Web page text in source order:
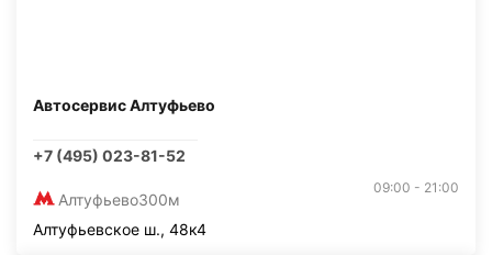
Автосервис Алтуфьево
+7 (495) 023-81-52
Алтуфьево300м
09:00 - 21:00
Алтуфьевское ш., 48к4